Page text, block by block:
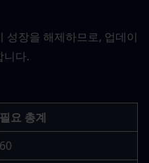
성장을 해제하므로, 업데이
니다.
필요 총계
60